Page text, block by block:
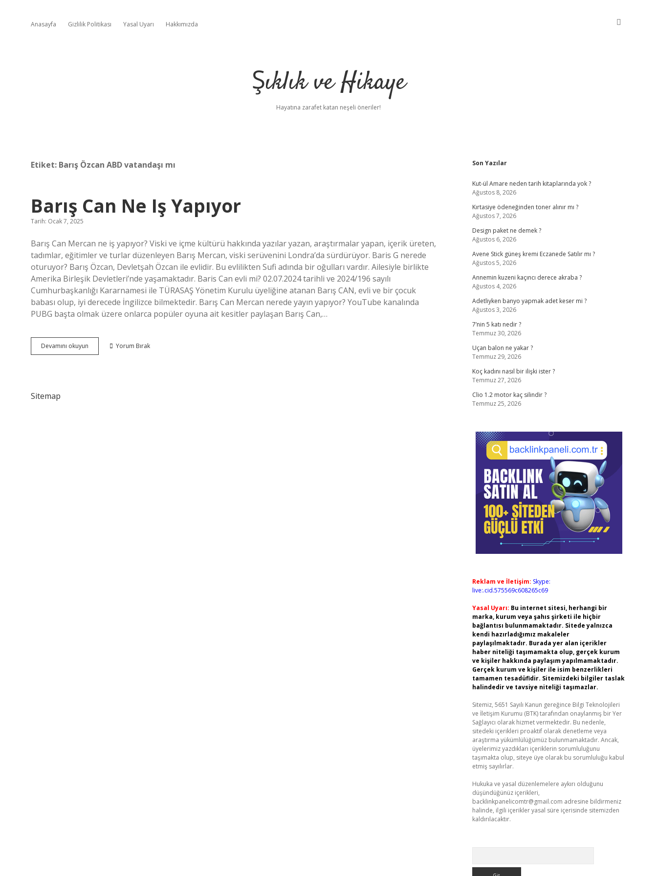
Anasayfa Gizlilik Politikası Yasal Uyarı Hakkımızda
Şıklık ve Hikaye
Hayatına zarafet katan neşeli öneriler!
Etiket: Barış Özcan ABD vatandaşı mı
Barış Can Ne Iş Yapıyor
Tarih: Ocak 7, 2025
Barış Can Mercan ne iş yapıyor? Viski ve içme kültürü hakkında yazılar yazan, araştırmalar yapan, içerik üreten,
tadımlar, eğitimler ve turlar düzenleyen Barış Mercan, viski serüvenini Londra’da sürdürüyor. Baris G nerede
oturuyor? Barış Özcan, Devletşah Özcan ile evlidir. Bu evlilikten Sufi adında bir oğulları vardır. Ailesiyle birlikte
Amerika Birleşik Devletleri’nde yaşamaktadır. Baris Can evli mi? 02.07.2024 tarihli ve 2024/196 sayılı
Cumhurbaşkanlığı Kararnamesi ile TÜRASAŞ Yönetim Kurulu üyeliğine atanan Barış CAN, evli ve bir çocuk
babası olup, iyi derecede İngilizce bilmektedir. Barış Can Mercan nerede yayın yapıyor? YouTube kanalında
PUBG başta olmak üzere onlarca popüler oyuna ait kesitler paylaşan Barış Can,…
Devamını okuyun
Can
Yorum Bırak
Sitemap
Sidebar
Son Yazılar
Kut-ül Amare neden tarih kitaplarında yok ?
Ağustos 8, 2026
Kırtasiye ödeneğinden toner alınır mı ?
Ağustos 7, 2026
Design paket ne demek ?
Ağustos 6, 2026
Avene Stick güneş kremi Eczanede Satılır mı ?
Ağustos 5, 2026
Annemin kuzeni kaçıncı derece akraba ?
Ağustos 4, 2026
Adetliyken banyo yapmak adet keser mi ?
Ağustos 3, 2026
7’nin 5 katı nedir ?
Temmuz 30, 2026
Uçan balon ne yakar ?
Temmuz 29, 2026
Koç kadını nasıl bir ilişki ister ?
Temmuz 27, 2026
Clio 1.2 motor kaç silindir ?
Temmuz 25, 2026
Reklam ve İletişim: Skype:
live:.cid.575569c608265c69
Yasal Uyarı: Bu internet sitesi, herhangi bir
marka, kurum veya şahıs şirketi ile hiçbir
bağlantısı bulunmamaktadır. Sitede yalnızca
kendi hazırladığımız makaleler
paylaşılmaktadır. Burada yer alan içerikler
haber niteliği taşımamakta olup, gerçek kurum
ve kişiler hakkında paylaşım yapılmamaktadır.
Gerçek kurum ve kişiler ile isim benzerlikleri
tamamen tesadüfidir. Sitemizdeki bilgiler taslak
halindedir ve tavsiye niteliği taşımazlar.
Sitemiz, 5651 Sayılı Kanun gereğince Bilgi Teknolojileri
ve İletişim Kurumu (BTK) tarafından onaylanmış bir Yer
Sağlayıcı olarak hizmet vermektedir. Bu nedenle,
sitedeki içerikleri proaktif olarak denetleme veya
araştırma yükümlülüğümüz bulunmamaktadır. Ancak,
üyelerimiz yazdıkları içeriklerin sorumluluğunu
taşımakta olup, siteye üye olarak bu sorumluluğu kabul
etmiş sayılırlar.
Hukuka ve yasal düzenlemelere aykırı olduğunu
düşündüğünüz içerikleri,
backlinkpanelicomtr@gmail.com adresine bildirmeniz
halinde, ilgili içerikler yasal süre içerisinde sitemizden
kaldırılacaktır.